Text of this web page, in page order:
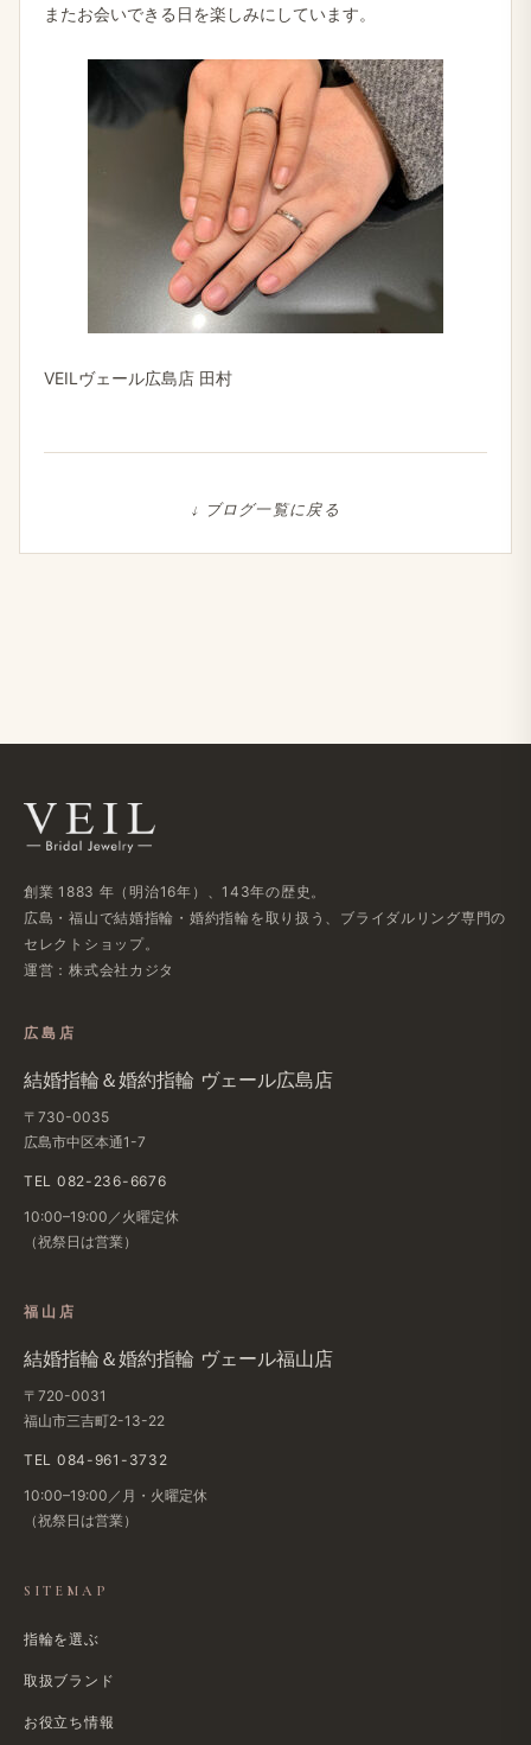
またお会いできる日を楽しみにしています。
VEILヴェール広島店 田村
↓ ブログ一覧に戻る
創業 1883 年（明治16年）、143年の歴史。
広島・福山で結婚指輪・婚約指輪を取り扱う、ブライダルリング専門の
セレクトショップ。
運営：株式会社カジタ
広島店
結婚指輪＆婚約指輪 ヴェール広島店
〒730-0035
広島市中区本通1-7
TEL 082-236-6676
10:00–19:00／火曜定休
（祝祭日は営業）
福山店
結婚指輪＆婚約指輪 ヴェール福山店
〒720-0031
福山市三吉町2-13-22
TEL 084-961-3732
10:00–19:00／月・火曜定休
（祝祭日は営業）
SITEMAP
指輪を選ぶ
取扱ブランド
お役立ち情報